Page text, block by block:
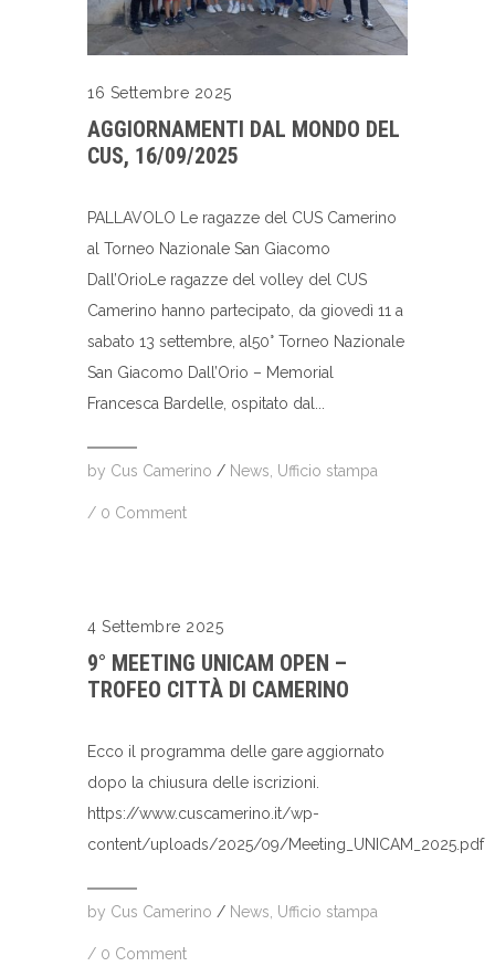
16 Settembre 2025
AGGIORNAMENTI DAL MONDO DEL
CUS, 16/09/2025
PALLAVOLO Le ragazze del CUS Camerino
al Torneo Nazionale San Giacomo
Dall’OrioLe ragazze del volley del CUS
Camerino hanno partecipato, da giovedì 11 a
sabato 13 settembre, al50° Torneo Nazionale
San Giacomo Dall’Orio – Memorial
Francesca Bardelle, ospitato dal...
by Cus Camerino / News, Ufficio stampa
/ 0 Comment
4 Settembre 2025
9° MEETING UNICAM OPEN –
TROFEO CITTÀ DI CAMERINO
Ecco il programma delle gare aggiornato
dopo la chiusura delle iscrizioni.
https://www.cuscamerino.it/wp-
content/uploads/2025/09/Meeting_UNICAM_2025.pdf
by Cus Camerino / News Ufficio stampa
/ 0 Comment